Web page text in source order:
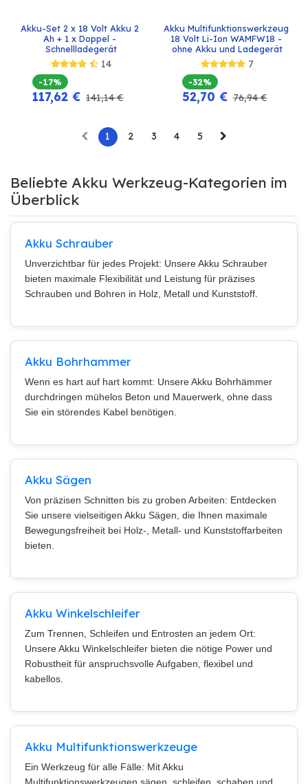
Akku-Set 2 x 18 Volt Akku 2
Ah + 1 x Doppel -
Schnellladegerät
14
-17%
117,62 € 141,14€
Akku Multifunktionswerkzeug
18 Volt Li-Ion WAMFW18 -
ohne Akku und Ladegerät
7
-32%
52,70 € 76,94€
1 2 3 4 5
Beliebte Akku Werkzeug-Kategorien im
Überblick
Akku Schrauber
Unverzichtbar für jedes Projekt: Unsere Akku Schrauber
bieten maximale Flexibilität und Leistung für präzises
Schrauben und Bohren in Holz, Metall und Kunststoff.
Akku Bohrhammer
Wenn es hart auf hart kommt: Unsere Akku Bohrhämmer
durchdringen mühelos Beton und Mauerwerk, ohne dass
Sie ein störendes Kabel benötigen.
Akku Sägen
Von präzisen Schnitten bis zu groben Arbeiten: Entdecken
Sie unsere vielseitigen Akku Sägen, die Ihnen maximale
Bewegungsfreiheit bei Holz-, Metall- und Kunststoffarbeiten
bieten.
Akku Winkelschleifer
Zum Trennen, Schleifen und Entrosten an jedem Ort:
Unsere Akku Winkelschleifer bieten die nötige Power und
Robustheit für anspruchsvolle Aufgaben, flexibel und
kabellos.
Akku Multifunktionswerkzeuge
Ein Werkzeug für alle Fälle: Mit Akku